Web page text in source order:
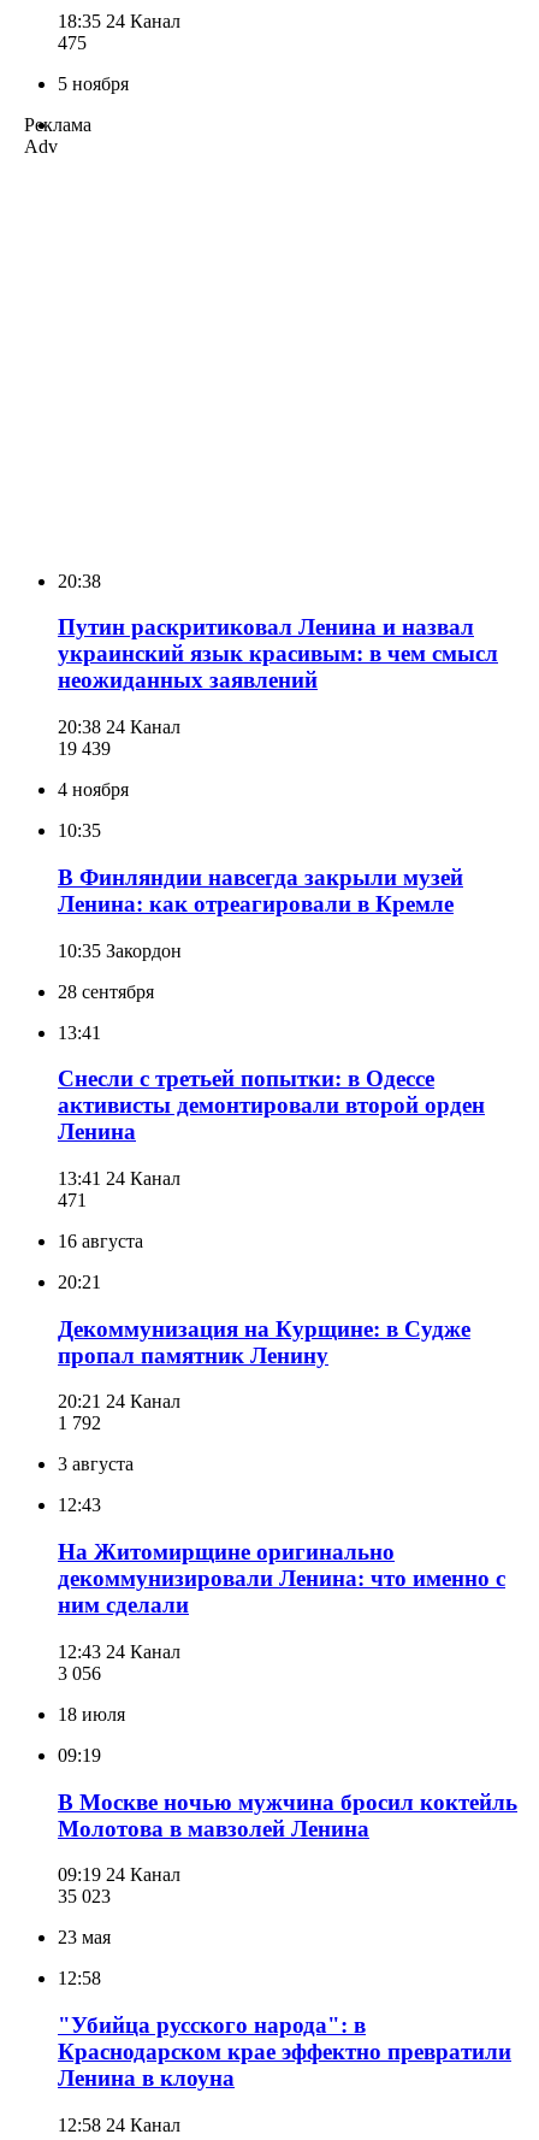
18:35 24 Канал
475
5 ноября
Реклама
Adv
20:38
Путин раскритиковал Ленина и назвал
украинский язык красивым: в чем смысл
неожиданных заявлений
20:38 24 Канал
19 439
4 ноября
10:35
В Финляндии навсегда закрыли музей
Ленина: как отреагировали в Кремле
10:35 Закордон
28 сентября
13:41
Снесли с третьей попытки: в Одессе
активисты демонтировали второй орден
Ленина
13:41 24 Канал
471
16 августа
20:21
Декоммунизация на Курщине: в Судже
пропал памятник Ленину
20:21 24 Канал
1 792
3 августа
12:43
На Житомирщине оригинально
декоммунизировали Ленина: что именно с
ним сделали
12:43 24 Канал
3 056
18 июля
09:19
В Москве ночью мужчина бросил коктейль
Молотова в мавзолей Ленина
09:19 24 Канал
35 023
23 мая
12:58
"Убийца русского народа": в
Краснодарском крае эффектно превратили
Ленина в клоуна
12:58 24 Канал